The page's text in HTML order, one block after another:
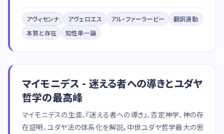
アヴィセンナ アヴェロエス アル・ファーラービー
翻訳運動
本質と存在
知性単一論
マイモニデス - 迷える者への導きとユダヤ
哲学の最高峰
マイモニデスの生涯、『迷える者への導き』、否定神学、神の存
在証明、ユダヤ法の体系化を解説。中世ユダヤ哲学最大の思